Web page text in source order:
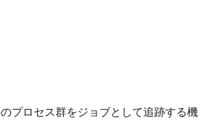
プロセス群をジョブとして追跡する機